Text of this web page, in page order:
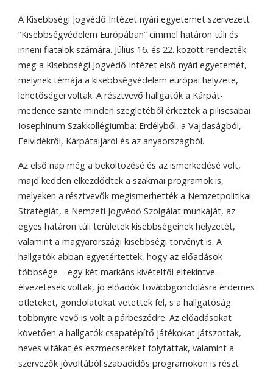
A Kisebbségi Jogvédő Intézet nyári egyetemet szervezett
“Kisebbségvédelem Európában” címmel határon túli és
inneni fiatalok számára. Július 16. és 22. között rendezték
meg a Kisebbségi Jogvédő Intézet első nyári egyetemét,
melynek témája a kisebbségvédelem európai helyzete,
lehetőségei voltak. A résztvevő hallgatók a Kárpát-
medence szinte minden szegletéből érkeztek a piliscsabai
Iosephinum Szakkollégiumba: Erdélyből, a Vajdaságból,
Felvidékről, Kárpátaljáról és az anyaországból.
Az első nap még a beköltözésé és az ismerkedésé volt,
majd kedden elkezdődtek a szakmai programok is,
melyeken a résztvevők megismerhették a Nemzetpolitikai
Stratégiát, a Nemzeti Jogvédő Szolgálat munkáját, az
egyes határon túli területek kisebbségeinek helyzetét,
valamint a magyarországi kisebbségi törvényt is. A
hallgatók abban egyetértettek, hogy az előadások
többsége – egy-két markáns kivételtől eltekintve –
élvezetesek voltak, jó előadók továbbgondolásra érdemes
ötleteket, gondolatokat vetettek fel, s a hallgatóság
többnyire vevő is volt a párbeszédre. Az előadásokat
követően a hallgatók csapatépítő játékokat játszottak,
heves vitákat és eszmecseréket folytattak, valamint a
szervezők jóvoltából szabadidős programokon is részt